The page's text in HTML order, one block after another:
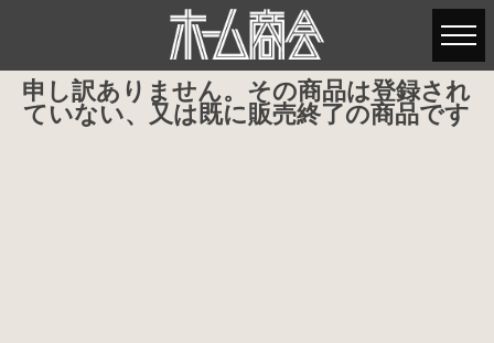
申し訳ありません。その商品は登録され
ていない、又は既に販売終了の商品です